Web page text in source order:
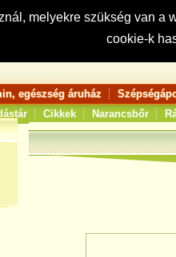
melyekre szükség van
cookie-k
Keresés:
egészség áruház
Cikkek Narancsbőr